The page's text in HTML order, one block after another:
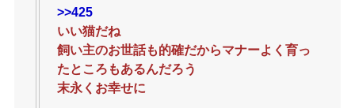
>>425
いい猫だね
飼い主のお世話も的確だからマナーよく育っ
たところもあるんだろう
末永くお幸せに